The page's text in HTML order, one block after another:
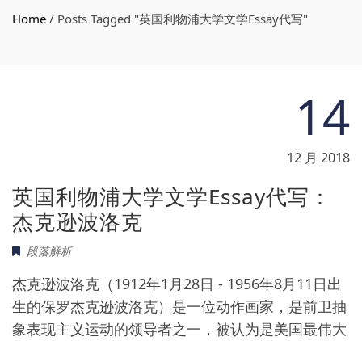
Home / Posts Tagged "英国利物浦大学文学Essay代写"
14
12 月 2018
英国利物浦大学文学Essay代写：
杰克逊波洛克
段落解析
杰克逊波洛克（1912年1月28日 - 1956年8月11日出
生的保罗杰克逊波洛克）是一位动作画家，是前卫抽
象表现主义运动的领导者之一，被认为是美国最伟大